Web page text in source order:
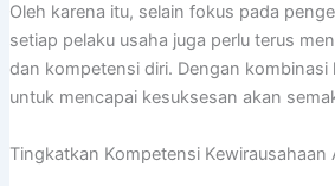
Oleh karena itu, selain fokus pada
setiap pelaku usaha juga perlu terus
dan kompetensi diri. Dengan kombinasi
untuk mencapai kesuksesan akan
Tingkatkan Kompetensi Kewirausahaan